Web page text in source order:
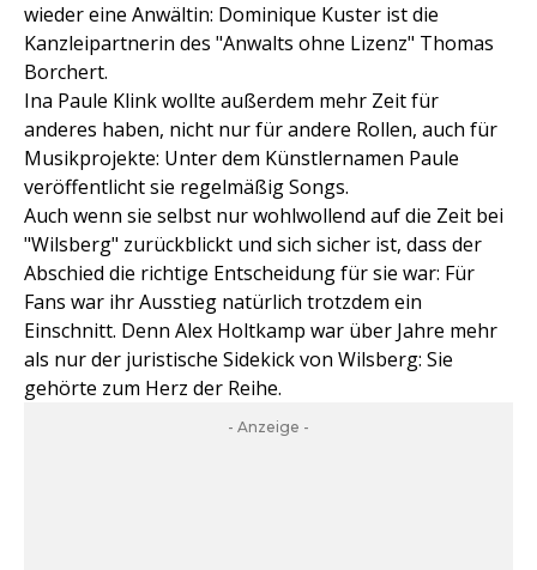
wieder eine Anwältin: Dominique Kuster ist die
Kanzleipartnerin des "Anwalts ohne Lizenz" Thomas
Borchert.
Ina Paule Klink wollte außerdem mehr Zeit für
anderes haben, nicht nur für andere Rollen, auch für
Musikprojekte: Unter dem Künstlernamen Paule
veröffentlicht sie regelmäßig Songs.
Auch wenn sie selbst nur wohlwollend auf die Zeit bei
"Wilsberg" zurückblickt und sich sicher ist, dass der
Abschied die richtige Entscheidung für sie war: Für
Fans war ihr Ausstieg natürlich trotzdem ein
Einschnitt. Denn Alex Holtkamp war über Jahre mehr
als nur der juristische Sidekick von Wilsberg: Sie
gehörte zum Herz der Reihe.
- Anzeige -